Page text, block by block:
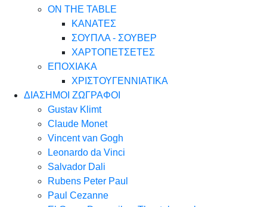
ON THE TABLE
ΚΑΝΑΤΕΣ
ΣΟΥΠΛΑ - ΣΟΥΒΕΡ
ΧΑΡΤΟΠΕΤΣΕΤΕΣ
ΕΠΟΧΙΑΚΑ
ΧΡΙΣΤΟΥΓΕΝΝΙΑΤΙΚΑ
ΔΙΑΣΗΜΟΙ ΖΩΓΡΑΦΟΙ
Gustav Klimt
Claude Monet
Vincent van Gogh
Leonardo da Vinci
Salvador Dali
Rubens Peter Paul
Paul Cezanne